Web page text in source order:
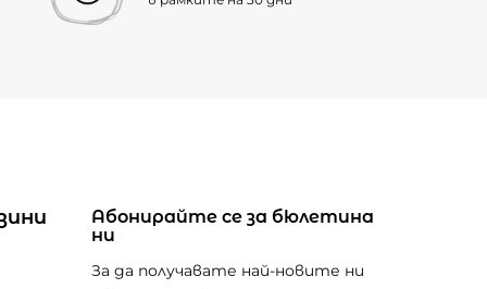
Абонирайте се за бюлетина
ни
За да получавате най-новите ни